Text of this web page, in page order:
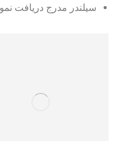
سیلندر مدرج دریافت